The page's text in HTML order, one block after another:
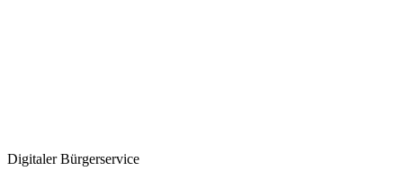
Digitaler Bürgerservice